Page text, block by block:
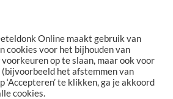
shop ✓ Veilig betalen via Mollie
Online maakt gebruik van
cookies voor het bijhouden van
op te slaan, maar ook voor
het afstemmen van
‘Accepteren’ te klikken, ga je akkoord
cookies.